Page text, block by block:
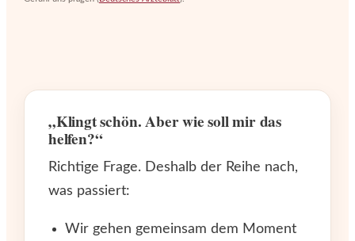
„Klingt schön. Aber wie soll mir das
helfen?“
Richtige Frage. Deshalb der Reihe nach,
was passiert:
Wir gehen gemeinsam dem Moment